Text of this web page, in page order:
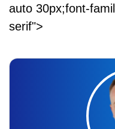
auto 30px;font-
serif">